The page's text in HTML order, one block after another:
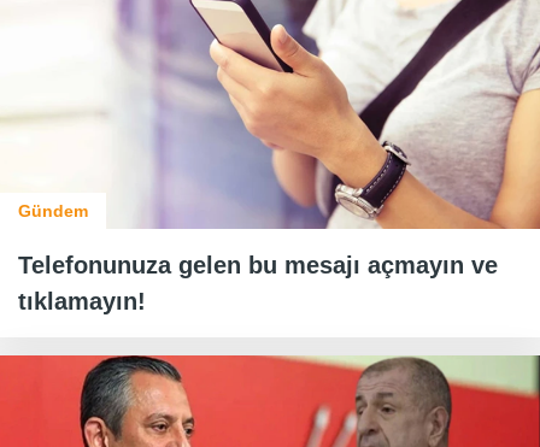
Gündem
Telefonunuza gelen bu mesajı açmayın ve
tıklamayın!